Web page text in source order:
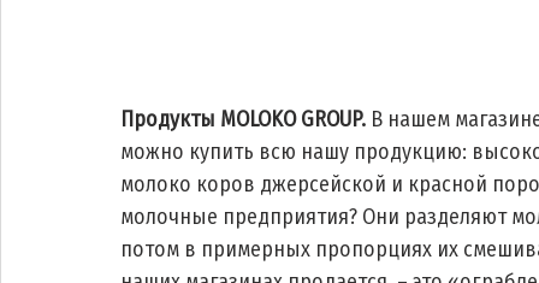
Продукты MOLOKO GROUP. В нашем
можно купить всю нашу продукцию:
молоко коров джерсейской и красной
молочные предприятия? Они разделяют
потом в примерных пропорциях их